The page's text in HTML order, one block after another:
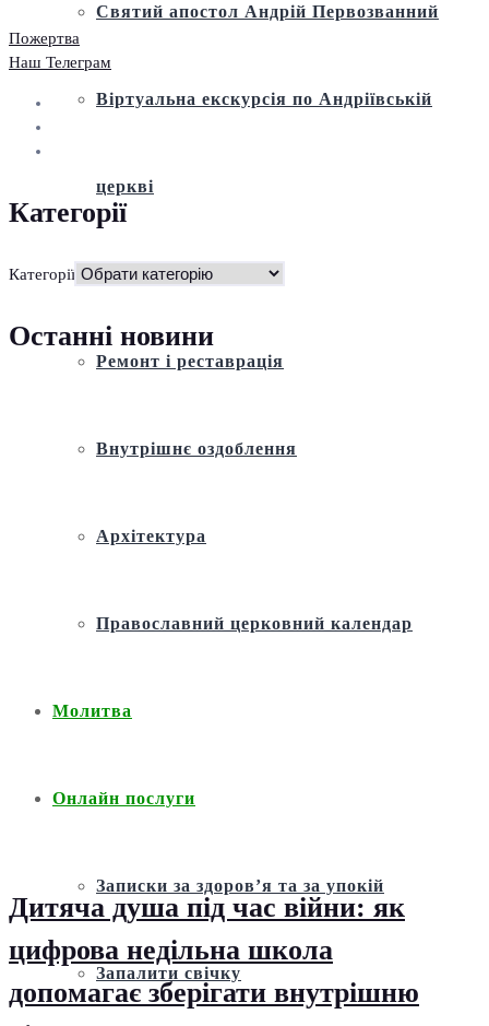
Святий апостол Андрій Первозванний
Віртуальна екскурсія по Андріївській
церкві
Історія
Ремонт і реставрація
Внутрішнє оздоблення
Архітектура
Православний церковний календар
Молитва
Онлайн послуги
Записки за здоров’я та за упокій
Запалити свічку
Пожертва
Наш Телеграм
Категорії
Категорії
Останні новини
Дитяча душа під час війни: як
цифрова недільна школа
допомагає зберігати внутрішню